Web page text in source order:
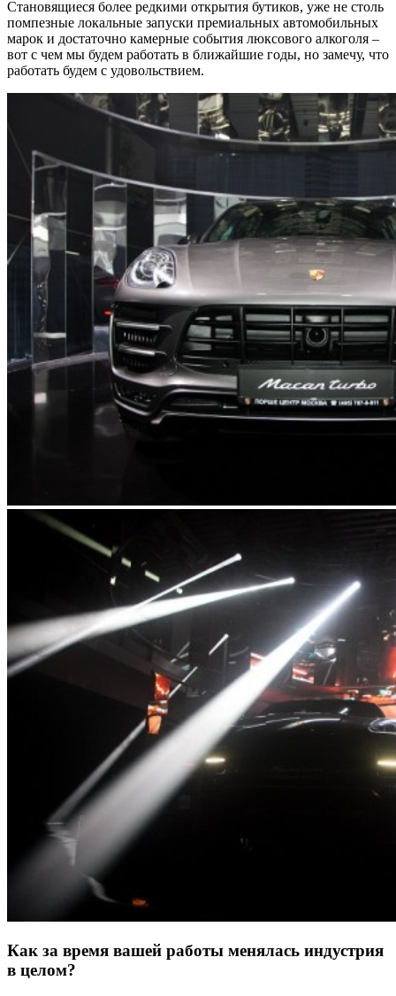
Становящиеся более редкими открытия бутиков, уже не столь
помпезные локальные запуски премиальных автомобильных
марок и достаточно камерные события люксового алкоголя –
вот с чем мы будем работать в ближайшие годы, но замечу, что
работать будем с удовольствием.
Как за время вашей работы менялась индустрия
в целом?